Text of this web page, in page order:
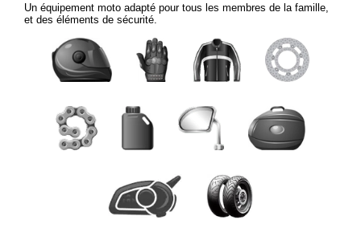
Un équipement moto adapté pour tous les membres de la famille,
et des éléments de sécurité.